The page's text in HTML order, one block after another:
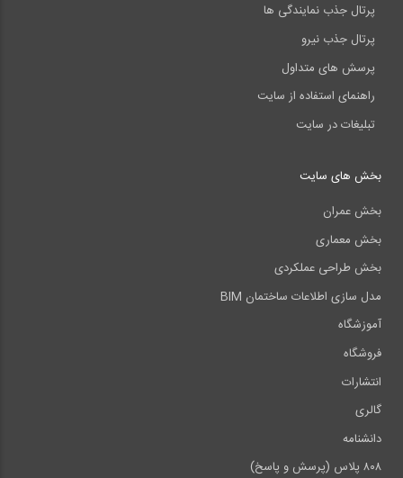
پرتال جذب نمایندگی ها
پرتال جذب نیرو
پرسش های متداول
راهنمای استفاده از سایت
تبلیغات در سایت
بخش های سایت
بخش عمران
بخش معماری
بخش طراحی عملکردی
مدل سازی اطلاعات ساختمان BIM
آموزشگاه
فروشگاه
انتشارات
گالری
دانشنامه
۸۰۸ پلاس (پرسش و پاسخ)